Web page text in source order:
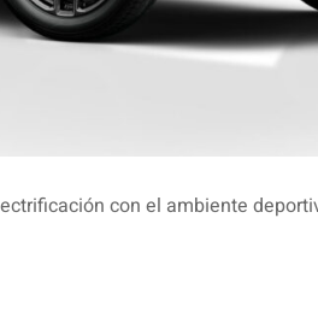
con el ambiente